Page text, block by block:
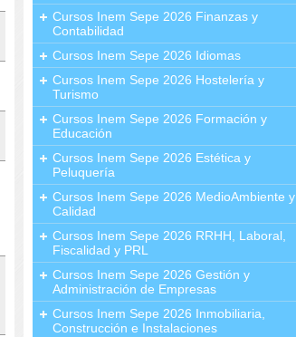
Cursos Inem Sepe 2026 Finanzas y
Contabilidad
Cursos Inem Sepe 2026 Idiomas
Cursos Inem Sepe 2026 Hostelería y
Turismo
Cursos Inem Sepe 2026 Formación y
Educación
Cursos Inem Sepe 2026 Estética y
Peluquería
Cursos Inem Sepe 2026 MedioAmbiente y
Calidad
Cursos Inem Sepe 2026 RRHH, Laboral,
Fiscalidad y PRL
Cursos Inem Sepe 2026 Gestión y
Administración de Empresas
Cursos Inem Sepe 2026 Inmobiliaria,
Construcción e Instalaciones